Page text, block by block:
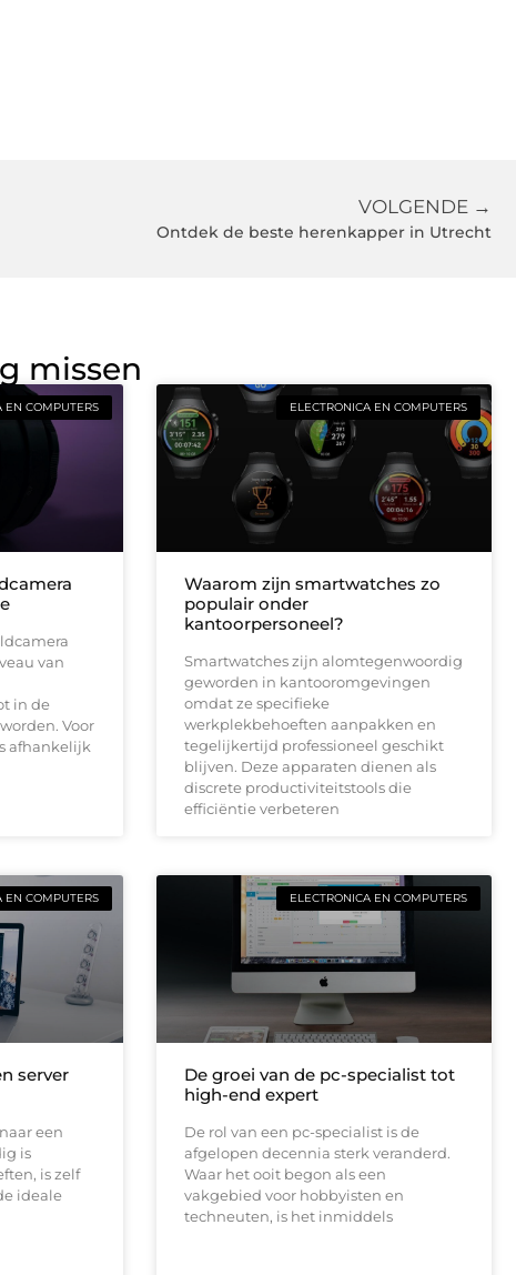
VOLGENDE →
Ontdek de beste herenkapper in Utrecht
missen
EN COMPUTERS
van
in de
Voor
afhankelijk
ELECTRONICA EN COMPUTERS
Waarom zijn smartwatches zo
populair onder
kantoorpersoneel?
Smartwatches zijn alomtegenwoordig
geworden in kantooromgevingen
omdat ze specifieke
werkplekbehoeften aanpakken en
tegelijkertijd professioneel geschikt
blijven. Deze apparaten dienen als
discrete productiviteitstools die
efficiëntie verbeteren
EN COMPUTERS
server
een
is
is zelf
ideale
ELECTRONICA EN COMPUTERS
De groei van de pc-specialist tot
high-end expert
De rol van een pc-specialist is de
afgelopen decennia sterk veranderd.
Waar het ooit begon als een
vakgebied voor hobbyisten en
techneuten, is het inmiddels